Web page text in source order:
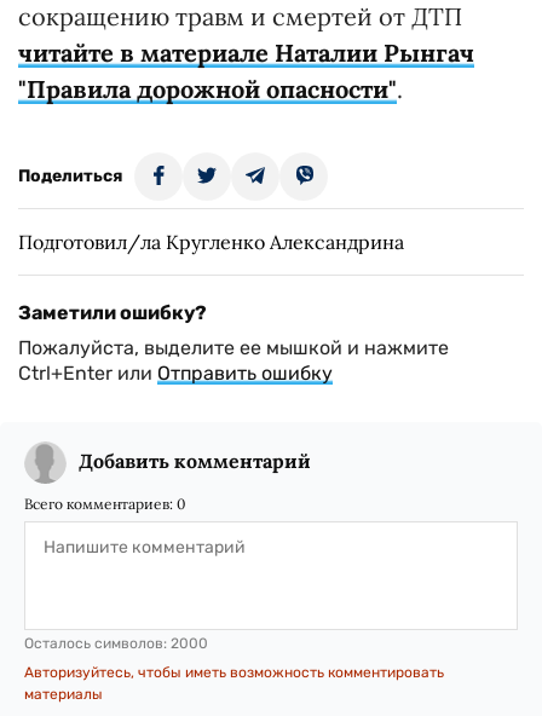
сокращению травм и смертей от ДТП
читайте в материале Наталии Рынгач
"Правила дорожной опасности".
Поделиться
Подготовил/ла Кругленко Александрина
Заметили ошибку?
Пожалуйста, выделите ее мышкой и нажмите
Ctrl+Enter или Отправить ошибку
Добавить комментарий
Всего комментариев: 0
Осталось символов: 2000
Авторизуйтесь, чтобы иметь возможность комментировать
материалы